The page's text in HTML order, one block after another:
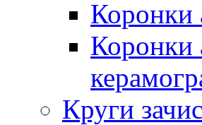
Коронки
Коронки
Круги